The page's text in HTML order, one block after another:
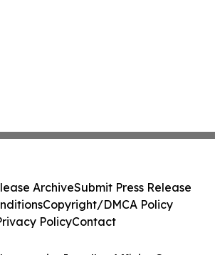
ArchiveSubmit Press Release
Copyright/DMCA Policy
PolicyContact